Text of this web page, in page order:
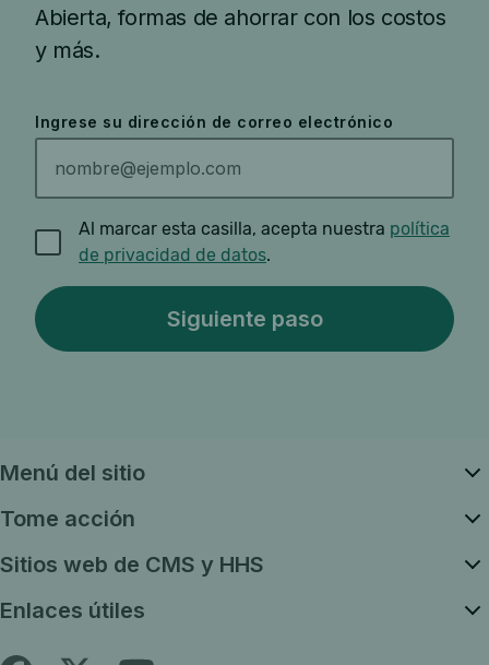
Abierta, formas de ahorrar con los costos
y más.
Ingrese su dirección de correo electrónico
Al marcar esta casilla, acepta nuestra política
de privacidad de datos.
Menú del sitio
Tome acción
Sitios web de CMS y HHS
Enlaces útiles